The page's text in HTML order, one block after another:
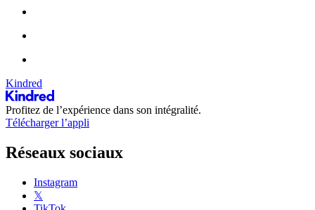
Kindred
Profitez de l’expérience dans son intégralité.
Télécharger l’appli
Réseaux sociaux
Instagram
𝕏